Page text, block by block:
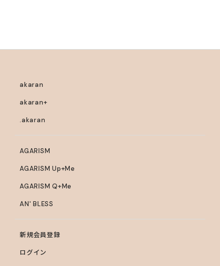
akaran
akaran+
.akaran
AGARISM
AGARISM Up+Me
AGARISM Q+Me
AN' BLESS
新規会員登録
ログイン